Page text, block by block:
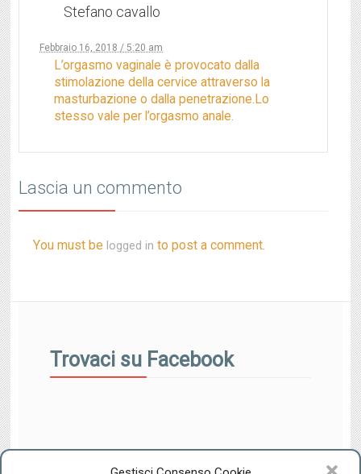
Stefano cavallo
Febbraio 16, 2018 / 5:20 am
L’orgasmo vaginale è provocato dalla
stimolazione della cervice attraverso la
masturbazione o dalla penetrazione.Lo
stesso vale per l’orgasmo anale.
Lascia un commento
You must be logged in to post a comment.
Trovaci su Facebook